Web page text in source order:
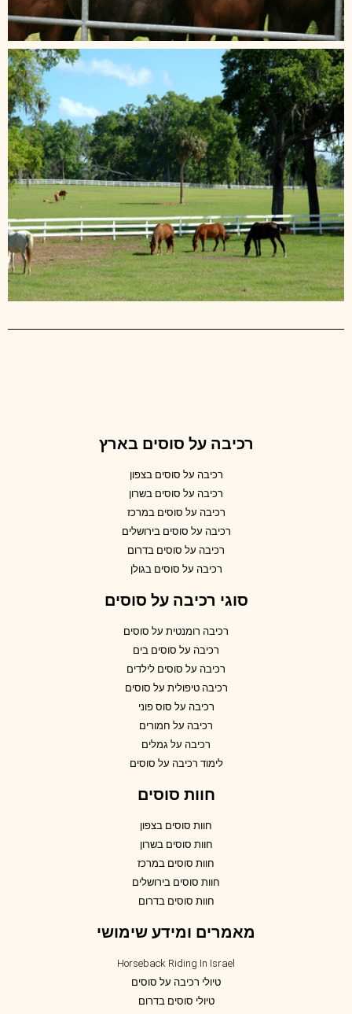
רכיבה על סוסים בארץ
רכיבה על סוסים בצפון
רכיבה על סוסים בשרון
רכיבה על סוסים במרכז
רכיבה על סוסים בירושלים
רכיבה על סוסים בדרום
רכיבה על סוסים בגולן
סוגי רכיבה על סוסים
רכיבה רומנטית על סוסים
רכיבה על סוסים בים
רכיבה על סוסים לילדים
רכיבה טיפולית על סוסים
רכיבה על סוס פוני
רכיבה על חמורים
רכיבה על גמלים
לימוד רכיבה על סוסים
חוות סוסים
חוות סוסים בצפון
חוות סוסים בשרון
חוות סוסים במרכז
חוות סוסים בירושלים
חוות סוסים בדרום
מאמרים ומידע שימושי
Horseback Riding In Israel
טיולי רכיבה על סוסים
טיולי סוסים בדרום